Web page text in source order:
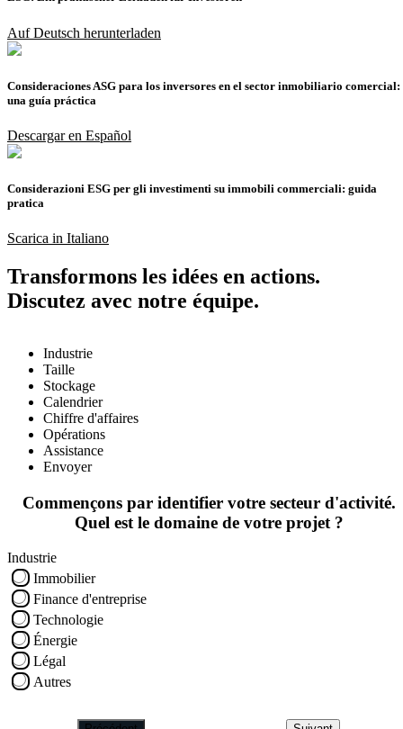
Auf Deutsch herunterladen
Consideraciones ASG para los inversores en el sector inmobiliario comercial:
una guía práctica
Descargar en Español
Considerazioni ESG per gli investimenti su immobili commerciali: guida
pratica
Scarica in Italiano
Transformons les idées en actions.
Discutez avec notre équipe.
Industrie
Taille
Stockage
Calendrier
Chiffre d'affaires
Opérations
Assistance
Envoyer
Commençons par identifier votre secteur d'activité.
Quel est le domaine de votre projet ?
Industrie
Immobilier
Finance d'entreprise
Technologie
Énergie
Légal
Autres